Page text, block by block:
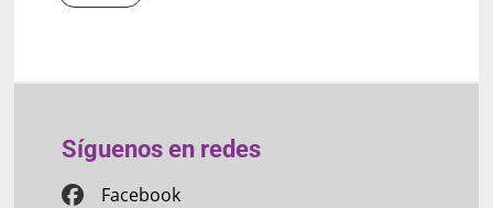
Síguenos en redes
Facebook